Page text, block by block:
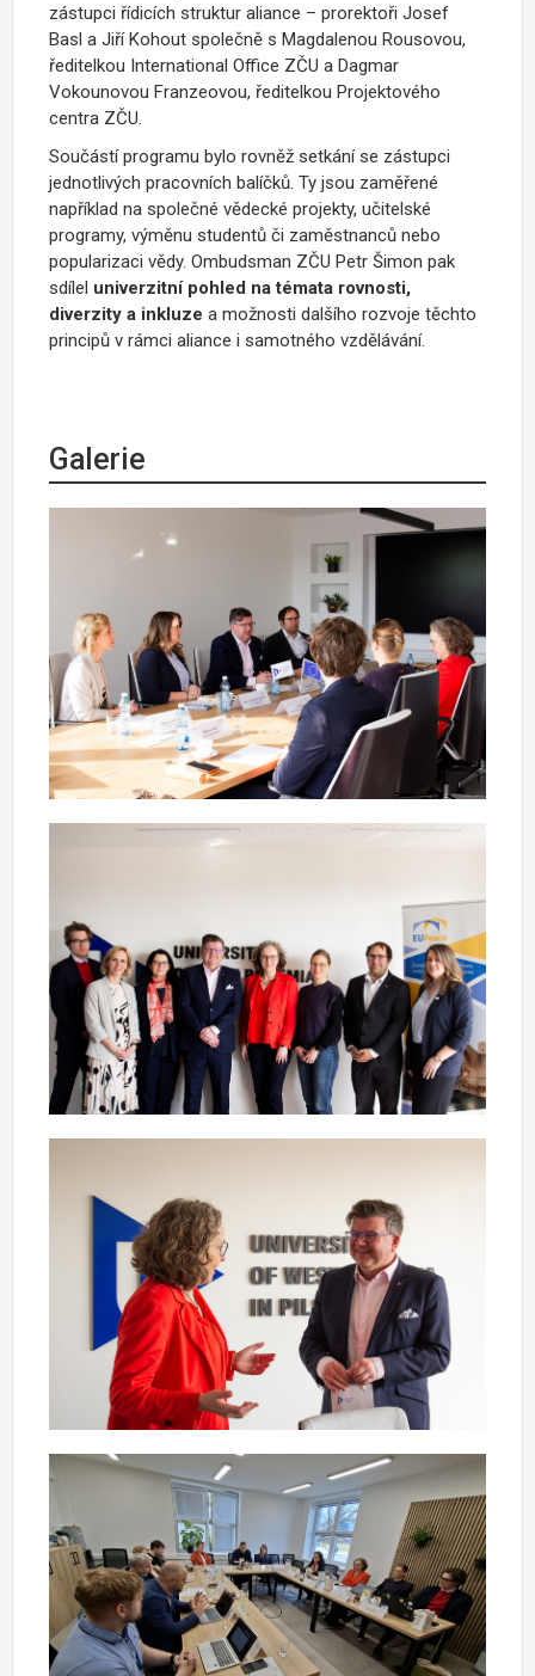
zástupci řídicích struktur aliance – prorektoři Josef
Basl a Jiří Kohout společně s Magdalenou Rousovou,
ředitelkou International Office ZČU a Dagmar
Vokounovou Franzeovou, ředitelkou Projektového
centra ZČU.
Součástí programu bylo rovněž setkání se zástupci
jednotlivých pracovních balíčků. Ty jsou zaměřené
například na společné vědecké projekty, učitelské
programy, výměnu studentů či zaměstnanců nebo
popularizaci vědy. Ombudsman ZČU Petr Šimon pak
sdílel univerzitní pohled na témata rovnosti,
diverzity a inkluze a možnosti dalšího rozvoje těchto
principů v rámci aliance i samotného vzdělávání.
Galerie